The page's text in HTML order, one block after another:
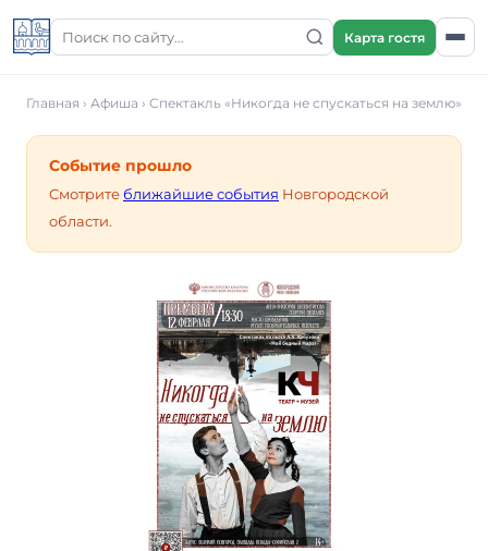
Карта гостя
Главная › Афиша › Спектакль «Никогда не спускаться на землю»
Событие прошло
Смотрите ближайшие события Новгородской
области.